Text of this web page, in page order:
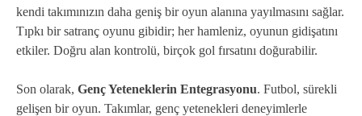
kendi takımınızın daha geniş bir oyun alanına yayılmasını sağlar.
Tıpkı bir satranç oyunu gibidir; her hamleniz, oyunun gidişatını
etkiler. Doğru alan kontrolü, birçok gol fırsatını doğurabilir.
Son olarak, Genç Yeteneklerin Entegrasyonu. Futbol, sürekli
gelişen bir oyun. Takımlar, genç yetenekleri deneyimlerle